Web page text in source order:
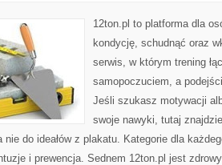
12ton.pl to platforma dla
kondycję, schudnąć oraz
serwis, w którym trening
samopoczuciem, a
Jeśli szukasz motywacji
swoje nawyki, tutaj
nie do ideałów z plakatu. Kategorie dla
i prewencja. Sednem 12ton.pl jest